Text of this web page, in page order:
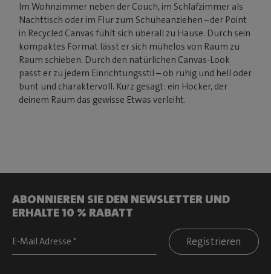
Im Wohnzimmer neben der Couch, im Schlafzimmer als
Nachttisch oder im Flur zum Schuheanziehen – der Point
in Recycled Canvas fühlt sich überall zu Hause. Durch sein
kompaktes Format lässt er sich mühelos von Raum zu
Raum schieben. Durch den natürlichen Canvas-Look
passt er zu jedem Einrichtungsstil – ob ruhig und hell oder
bunt und charaktervoll. Kurz gesagt: ein Hocker, der
deinem Raum das gewisse Etwas verleiht.
ABONNIEREN SIE DEN NEWSLETTER UND
ERHALTE 10 % RABATT
Registrieren